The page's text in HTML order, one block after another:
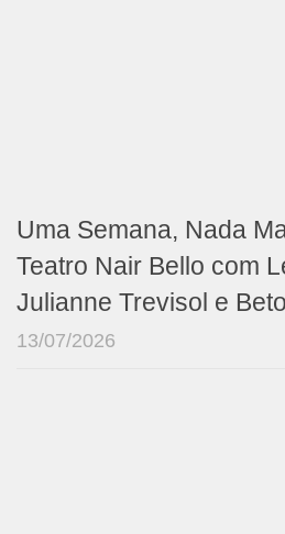
Uma Semana, Nada
Teatro Nair Bello com
Julianne Trevisol e
13/07/2026